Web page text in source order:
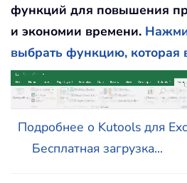
функций для повышения
и экономии времени.
выбрать функцию, которая
Подробнее о Kutools для
Бесплатная загрузка...